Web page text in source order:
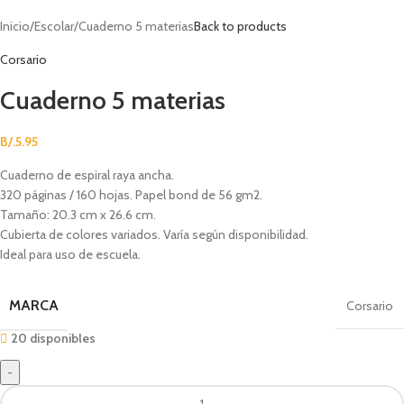
Inicio Escolar Cuaderno 5 materiasBack to products
Corsario
Cuaderno 5 materias
B/.5.95
Cuaderno de espiral raya ancha.
320 páginas / 160 hojas. Papel bond de 56 gm2.
Tamaño: 20.3 cm x 26.6 cm.
Cubierta de colores variados. Varía según disponibilidad.
Ideal para uso de escuela.
MARCA
Corsario
20 disponibles